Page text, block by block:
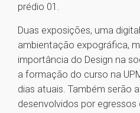
prédio 01.
Duas exposições, uma
ambientação expográfica,
importância do Design na
a formação do curso na
dias atuais. Também serão
desenvolvidos por